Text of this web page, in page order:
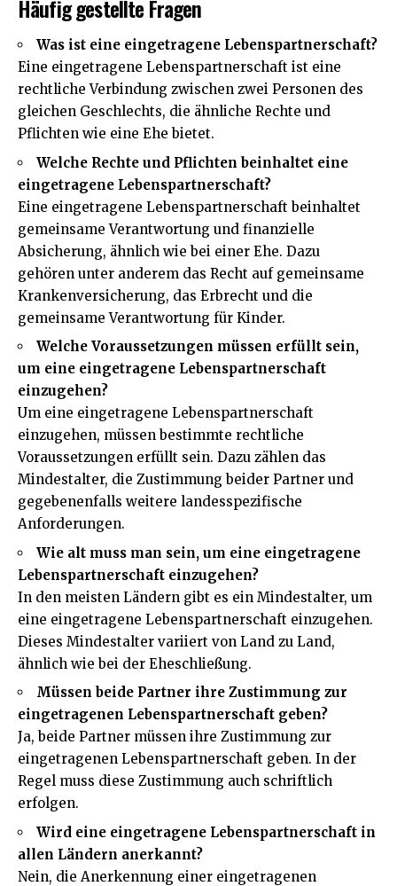
Häufig gestellte Fragen
Was ist eine eingetragene Lebenspartnerschaft?
Eine eingetragene Lebenspartnerschaft ist eine
rechtliche Verbindung zwischen zwei Personen des
gleichen Geschlechts, die ähnliche Rechte und
Pflichten wie eine Ehe bietet.
Welche Rechte und Pflichten beinhaltet eine
eingetragene Lebenspartnerschaft?
Eine eingetragene Lebenspartnerschaft beinhaltet
gemeinsame Verantwortung und finanzielle
Absicherung, ähnlich wie bei einer Ehe. Dazu
gehören unter anderem das Recht auf gemeinsame
Krankenversicherung, das Erbrecht und die
gemeinsame Verantwortung für Kinder.
Welche Voraussetzungen müssen erfüllt sein,
um eine eingetragene Lebenspartnerschaft
einzugehen?
Um eine eingetragene Lebenspartnerschaft
einzugehen, müssen bestimmte rechtliche
Voraussetzungen erfüllt sein. Dazu zählen das
Mindestalter, die Zustimmung beider Partner und
gegebenenfalls weitere landesspezifische
Anforderungen.
Wie alt muss man sein, um eine eingetragene
Lebenspartnerschaft einzugehen?
In den meisten Ländern gibt es ein Mindestalter, um
eine eingetragene Lebenspartnerschaft einzugehen.
Dieses Mindestalter variiert von Land zu Land,
ähnlich wie bei der Eheschließung.
Müssen beide Partner ihre Zustimmung zur
eingetragenen Lebenspartnerschaft geben?
Ja, beide Partner müssen ihre Zustimmung zur
eingetragenen Lebenspartnerschaft geben. In der
Regel muss diese Zustimmung auch schriftlich
erfolgen.
Wird eine eingetragene Lebenspartnerschaft in
allen Ländern anerkannt?
Nein, die Anerkennung einer eingetragenen